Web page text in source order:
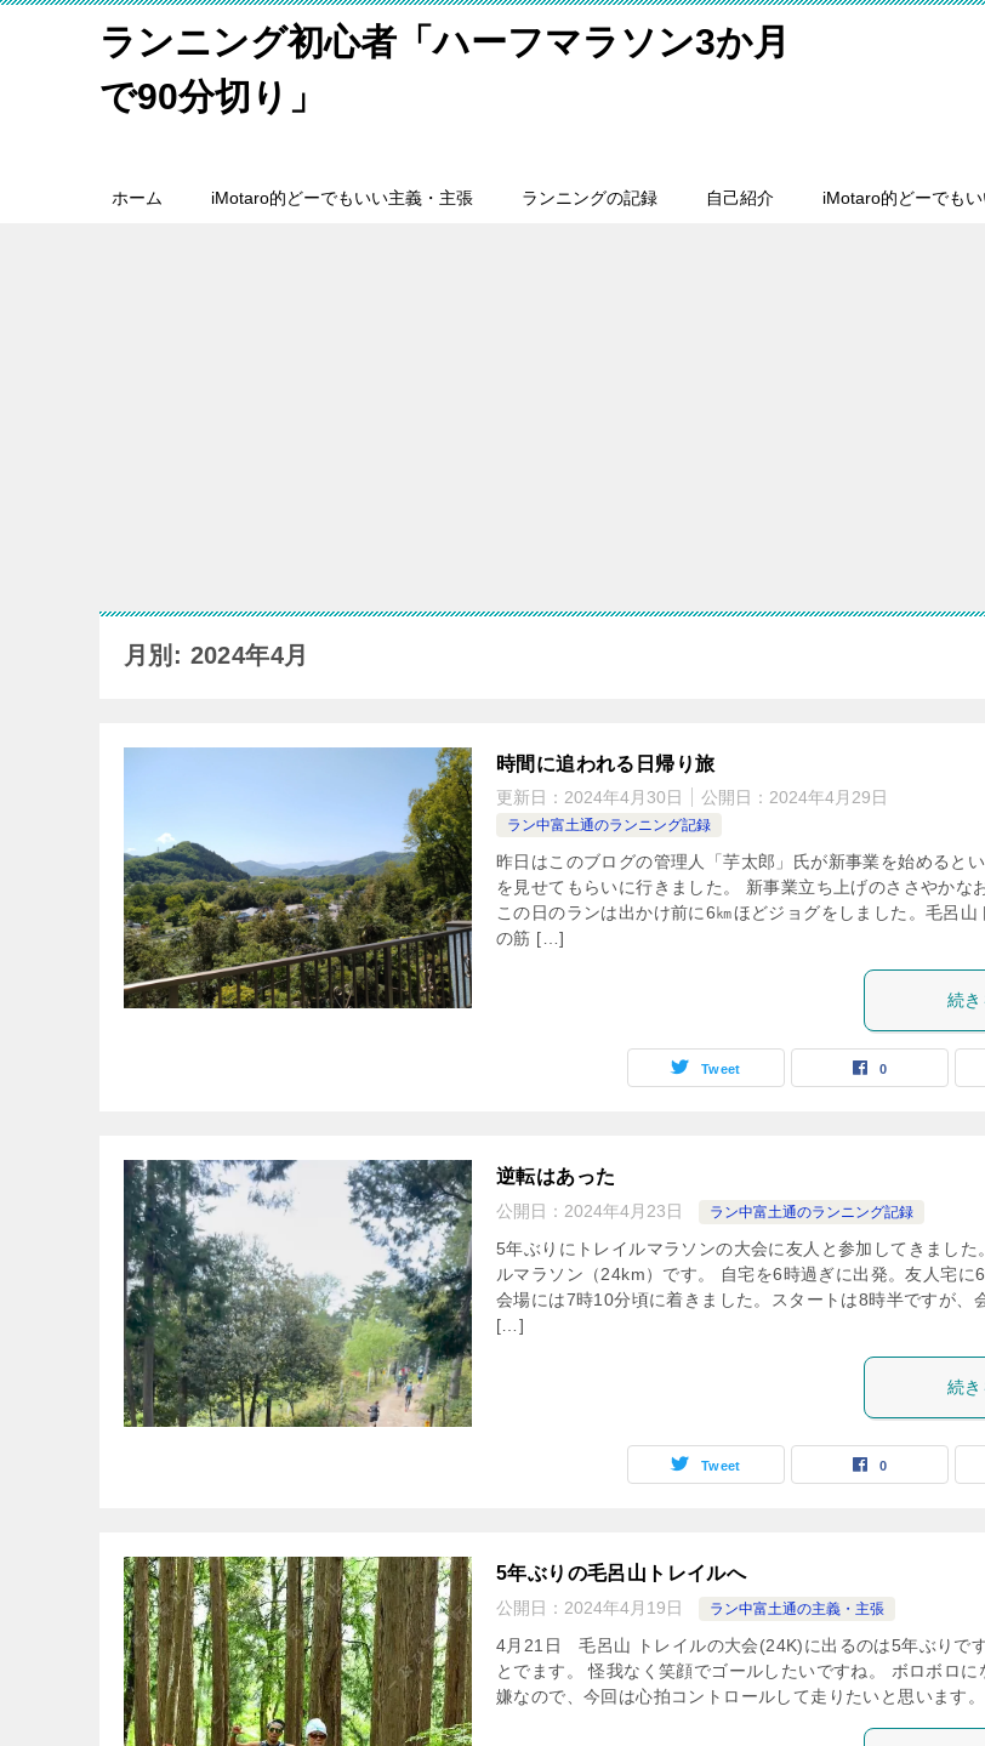
ランニング初心者「ハーフマラソン3か月
で90分切り」
ホーム iMotaro的どーでもいい主義・主張 ランニングの記録 自己紹介 iMotaro的どーでもい
月別: 2024年4月
時間に追われる日帰り旅
更新日： 2024年4月30日 公開日： 2024年4月29日
ラン中富土通のランニング記録
昨日はこのブログの管理人「芋太郎」氏が新事業を始めると
を見せてもらいに行きました。 新事業立ち上げのささやかな
この日のランは出かけ前に6㎞ほどジョグをしました。毛呂山
の筋 […]
続
Tweet 0
逆転はあった
公開日： 2024年4月23日 ラン中富土通のランニング記録
5年ぶりにトレイルマラソンの大会に友人と参加してきました
ルマラソン（24km）です。 自宅を6時過ぎに出発。友人宅に6
会場には7時10分頃に着きました。スタートは8時半ですが、
[…]
続
Tweet 0
5年ぶりの毛呂山トレイルへ
公開日： 2024年4月19日 ラン中富土通の主義・主張
4月21日 毛呂山 トレイルの大会(24K)に出るのは5年ぶりで
とでます。 怪我なく笑顔でゴールしたいですね。 ボロボロに
嫌なので、今回は心拍コントロールして走りたいと思います